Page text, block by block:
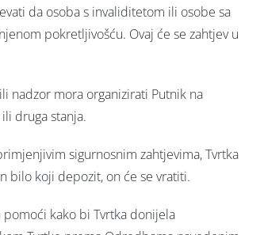
da osoba s invaliditetom ili osobe sa
pokretljivošću. Ovaj će se zahtjev u
nadzor mora organizirati Putnik na
druga stanja.
sigurnosnim zahtjevima, Tvrtka
bilo koji depozit, on će se vratiti.
kako bi Tvrtka donijela